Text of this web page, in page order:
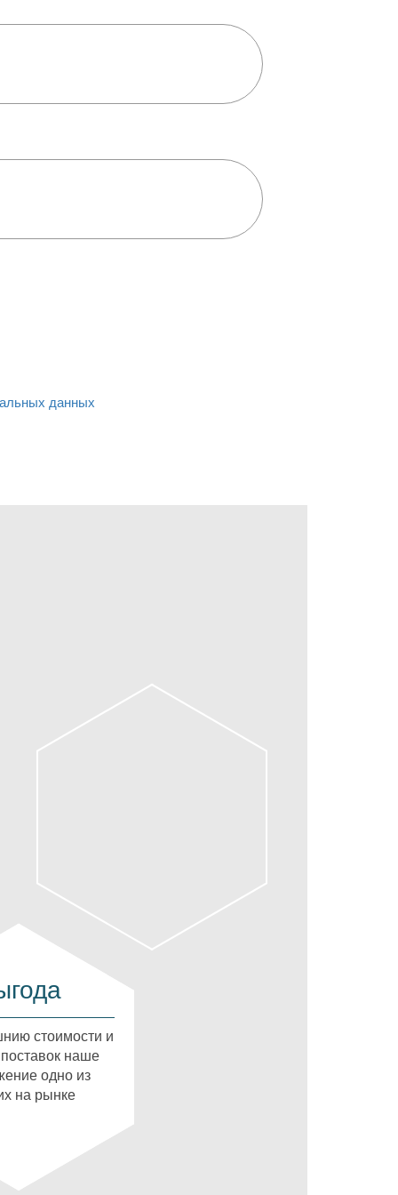
данных
стоимости и
наше
одно из
на рынке